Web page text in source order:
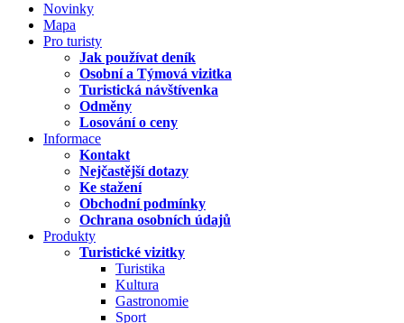
Novinky
Mapa
Pro turisty
Jak používat deník
Osobní a Týmová vizitka
Turistická návštívenka
Odměny
Losování o ceny
Informace
Kontakt
Nejčastější dotazy
Ke stažení
Obchodní podmínky
Ochrana osobních údajů
Produkty
Turistické vizitky
Turistika
Kultura
Gastronomie
Sport